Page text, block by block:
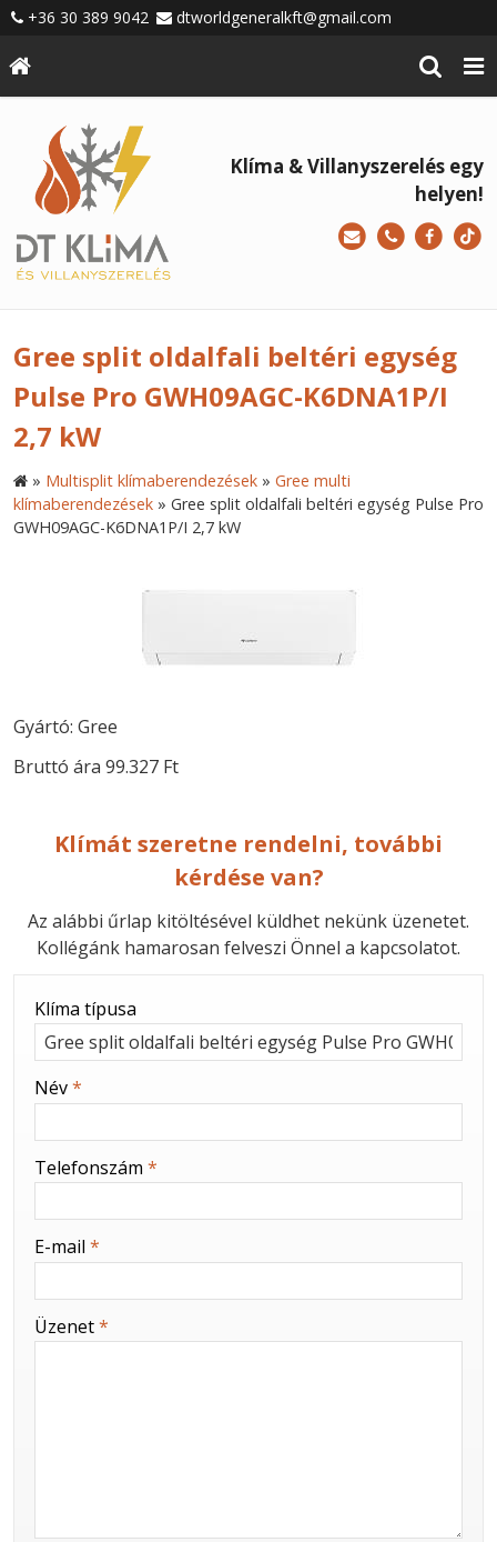
+36 30 389 9042 dtworldgeneralkft@gmail.com
Klíma & Villanyszerelés egy
helyen!
Gree split oldalfali beltéri egység
Pulse Pro GWH09AGC-K6DNA1P/I
2,7 kW
» Multisplit klímaberendezések » Gree multi
klímaberendezések » Gree split oldalfali beltéri egység Pulse Pro
GWH09AGC-K6DNA1P/I 2,7 kW
Gyártó: Gree
Bruttó ára 99.327 Ft
Klímát szeretne rendelni, további
kérdése van?
Az alábbi űrlap kitöltésével küldhet nekünk üzenetet.
Kollégánk hamarosan felveszi Önnel a kapcsolatot.
-
-
-
-
-
Klíma típusa
Név*
Telefonszám *
E-mail *
Üzenet*